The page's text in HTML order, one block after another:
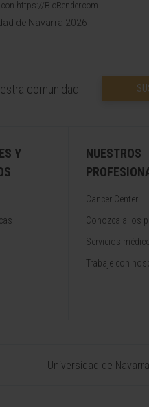
https://BioRender.com
de Navarra 2026
comunidad!
Y
NUESTROS
Cancer Center
Conozca a los
Servicios
Trabaje con
Universidad de Navarra